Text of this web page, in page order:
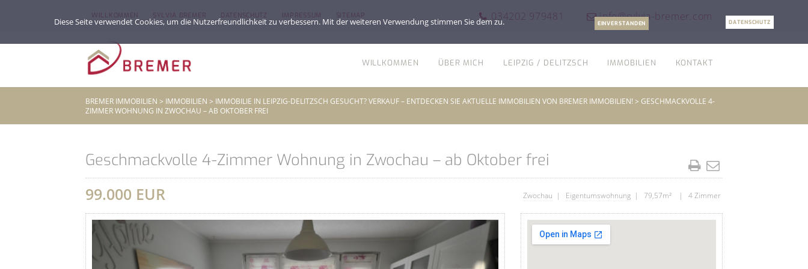
WILLKOMMEN SYLVIA BREMER DATENSCHUTZ IMPRESSUM SITEMAP 034202 979481 info@sylvia-bremer.com
WILLKOMMEN ÜBER MICH LEIPZIG / DELITZSCH IMMOBILIEN KONTAKT
BREMER IMMOBILIEN > IMMOBILIEN > IMMOBILIE IN LEIPZIG-DELITZSCH GESUCHT? VERKAUF – ENTDECKEN SIE AKTUELLE IMMOBILIEN VON BREMER IMMOBILIEN! > GESCHMACKVOLLE 4-
ZIMMER WOHNUNG IN ZWOCHAU – AB OKTOBER FREI
Geschmackvolle 4-Zimmer Wohnung in Zwochau – ab Oktober frei
99.000 EUR
Zwochau | Eigentumswohnung | 79,57m² | 4 Zimmer
Diese Seite verwendet Cookies, um die Nutzerfreundlichkeit zu verbessern. Mit der weiteren Verwendung stimmen Sie dem zu. EINVERSTANDEN DATENSCHUTZ